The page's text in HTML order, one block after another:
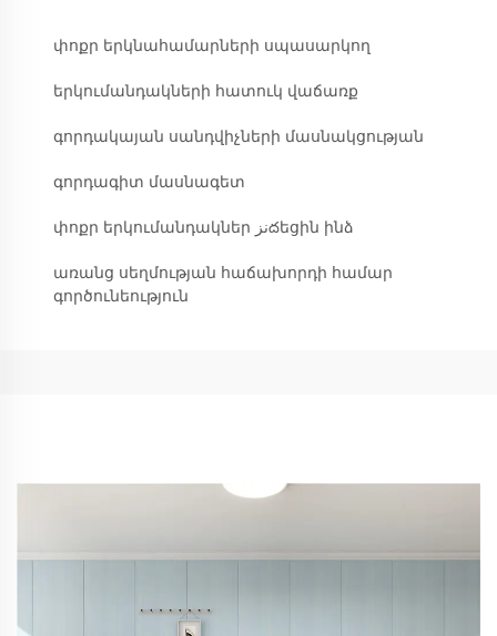
փոքր երկնահամարների սպասարկող
երկումանդակների հատուկ վաճառք
գորդակայան սանդվիչների մասնակցության
գորդագիտ մասնագետ
փոքր երկումանդակներ نزదեցին ինձ
առանց սեղմության հաճախորդի համար
գործունեություն